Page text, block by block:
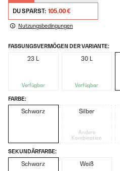
DU SPARST: 105,00 €
Nutzungsbedingungen
FASSUNGSVERMÖGEN DER VARIANTE:
23 L
Verfügbar
30 L
Verfügbar
FARBE:
Schwarz Silber
Andere
Kombination
SEKUNDÄRFARBE:
Schwarz Weiß